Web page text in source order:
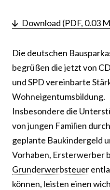
Download (PDF, 0.03
Die deutschen
begrüßen die jetzt von
und SPD vereinbarte
Wohneigentumsbildung.
Insbesondere die
von jungen Familien
geplante Baukindergeld
Vorhaben, Ersterwerber
Grunderwerbsteuer
können, leisten einen